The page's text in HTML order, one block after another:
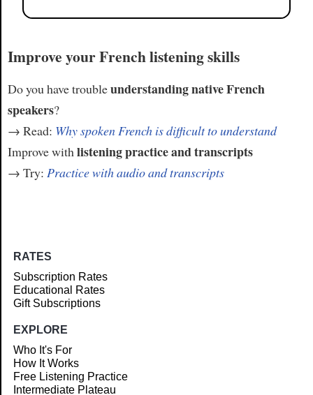
Improve your French listening skills
Do you have troubleunderstanding native French
speakers?
→ Read: Why spoken French is difficult to understand
Improve with listening practice and transcripts
→ Try: Practice with audio and transcripts
RATES
Subscription Rates
Educational Rates
Gift Subscriptions
EXPLORE
Who It's For
How It Works
Free Listening Practice
Intermediate Plateau